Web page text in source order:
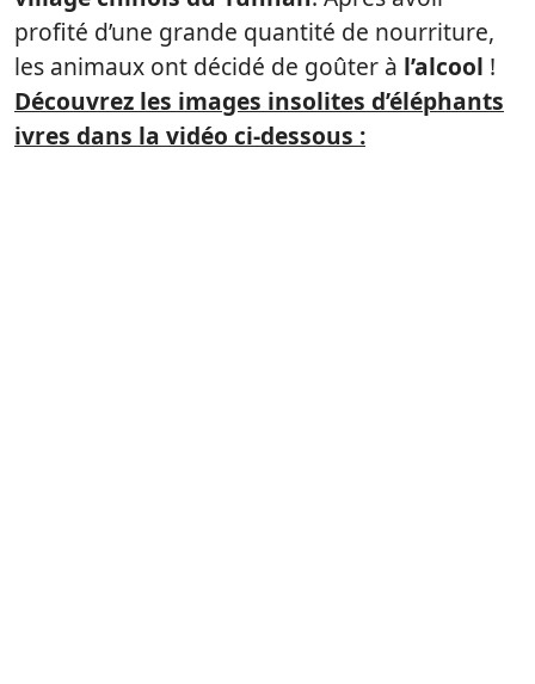
profité d’une grande quantité de nourriture,
les animaux ont décidé de goûter à l’alcool !
Découvrez les images insolites d’éléphants
ivres dans la vidéo ci-dessous :